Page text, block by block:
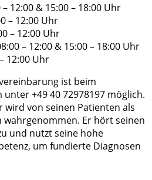
12:00 & 15:00 – 18:00 Uhr
– 12:00 Uhr
– 12:00 Uhr
– 12:00 & 15:00 – 18:00 Uhr
12:00 Uhr
ist beim
+49 40 72978197 möglich.
wird von seinen Patienten als
Er hört seinen
und nutzt seine hohe
um fundierte Diagnosen